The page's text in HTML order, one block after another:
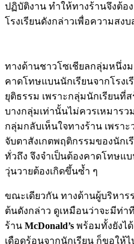
ปฏิบัติงาน ทำให้ทางร้านจึงต้อ
โรงเรียนดังกล่าวเพื่อความสง
ทางด้านชาวโซเชียลกลุ่มหนึ่ง
คาดโทษแบนนักเรียนจากโรงเ
ยุติธรรม เพราะกลุ่มนักเรียนที่
บางกลุ่มเท่านั้นไม่ควรเหมารว
กลุ่มกลับเห็นใจทางร้าน เพรา
จับตาสังเกตพฤติกรรมของนักเ
ทั่วถึง จึงจำเป็นต้องคาดโทษแ
วุ่นวายต้องเกิดขึ้นซ้ำ ๆ
ขณะเดียวกัน ทางด้านผู้บริหาร
ต้นดังกล่าว ดูเหมือนว่าจะมีท่า
ร้าน McDonald’s พร้อมทั้งยังไ
เดือดร้อนจากนักเรียน ก็ขอให้ไ